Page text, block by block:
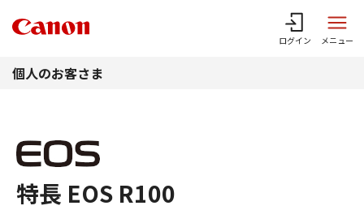
ログイン メニュー
個人のお客さま
特長 EOS R100